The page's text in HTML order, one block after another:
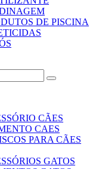
DE PISCINA
CÃES
CAES
PARA CÃES
GATOS